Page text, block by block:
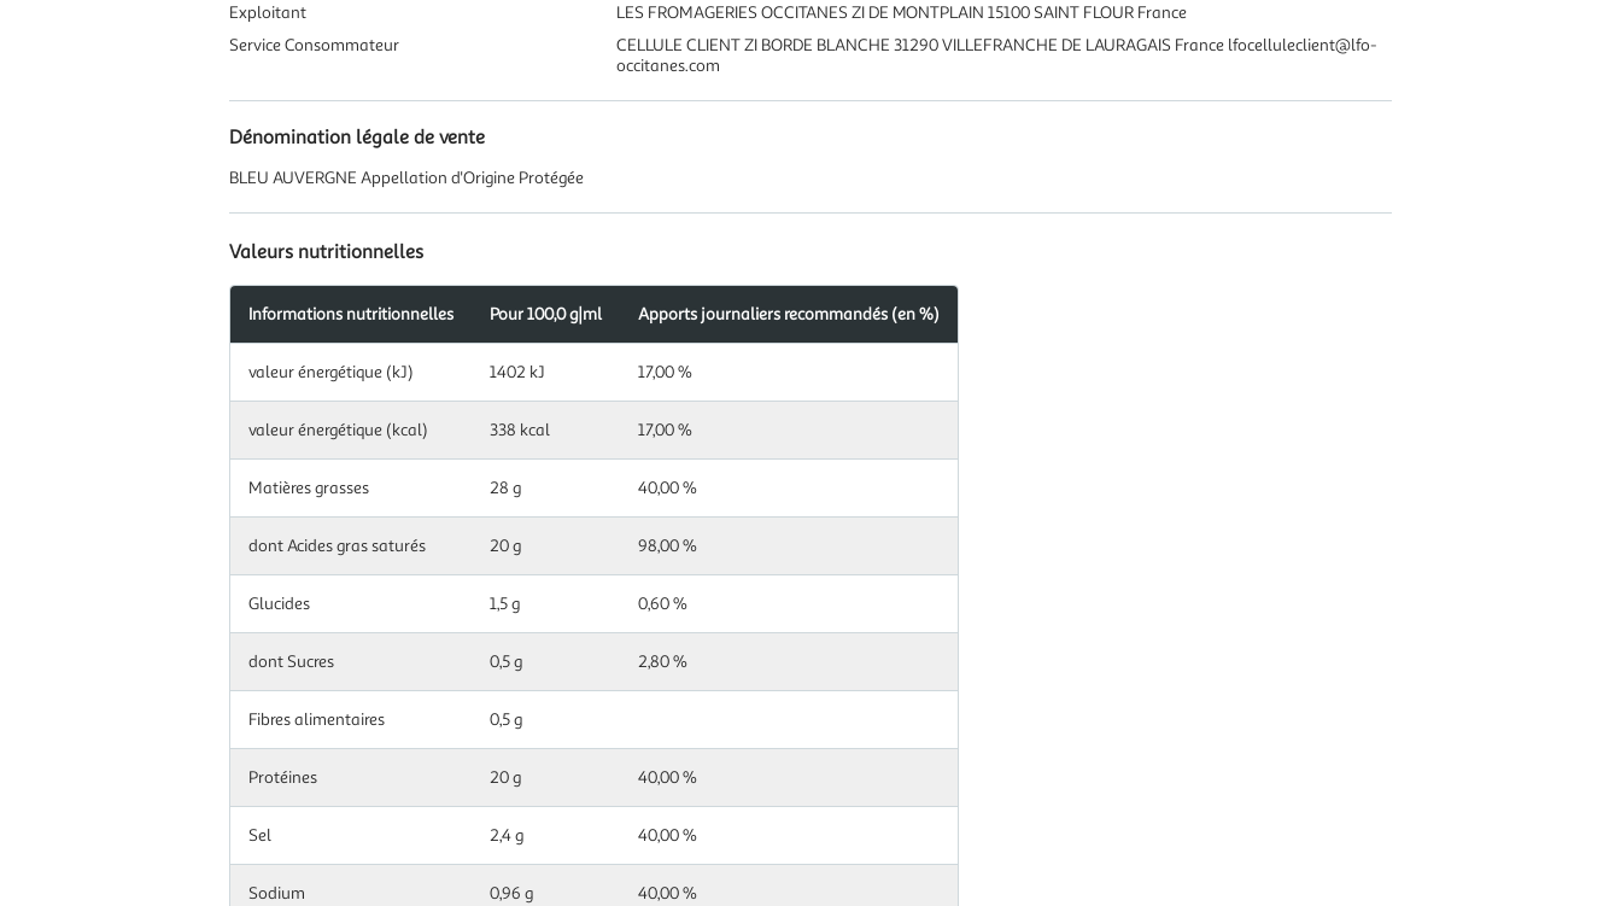
Exploitant
LES FROMAGERIES OCCITANES ZI DE MONTPLAIN 15100 SAINT FLOUR France
Service Consommateur
CELLULE CLIENT ZI BORDE BLANCHE 31290 VILLEFRANCHE DE LAURAGAIS France lfocelluleclient@lfo-
occitanes.com
Dénomination légale de vente
BLEU AUVERGNE Appellation d'Origine Protégée
Valeurs nutritionnelles
nutritionnelles
pour
g|ml
Informations nutritionnelles Pour 100,0 g|ml Apports journaliers recommandés (en %)
valeur énergétique (kJ) 1402 kJ 17,00 %
valeur énergétique (kcal) 338 kcal 17,00 %
Matières grasses 28 g 40,00 %
dont Acides gras saturés 20 g 98,00 %
Glucides 1,5 g 0,60 %
dont Sucres 0,5 g 2,80 %
Fibres alimentaires 0,5 g
Protéines 20 g 40,00 %
Sel 2,4 g 40,00 %
Sodium 0,96 g 40,00 %